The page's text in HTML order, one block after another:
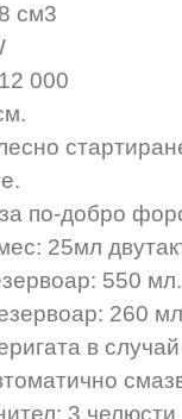
см3
000
по-добро
25мл
550 мл.
260
в
3 челюсти